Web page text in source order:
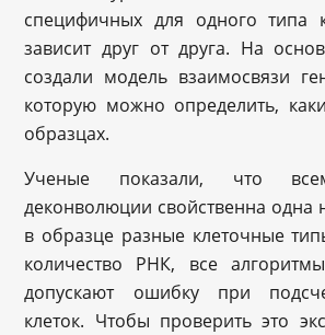
специфичных для одного типа
зависит друг от друга. На
создали модель взаимосвязи
которую можно определить,
образцах.
Ученые показали, что
деконволюции свойственна одна
в образце разные клеточные
количество РНК, все
допускают ошибку при
клеток. Чтобы проверить это